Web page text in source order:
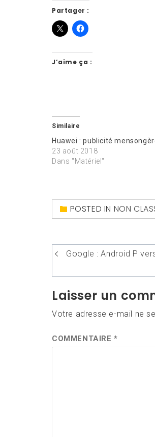
Partager :
J’aime ça :
Similaire
Huawei : publicité
23 août 2018
Dans "Matériel"
POSTED IN NON
Navigation
l’article
Google : Android P
Laisser un
Votre adresse e-mail ne
COMMENTAIRE*